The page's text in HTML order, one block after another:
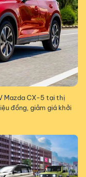
Mazda CX-5 tại thị
đồng, giảm giá khởi